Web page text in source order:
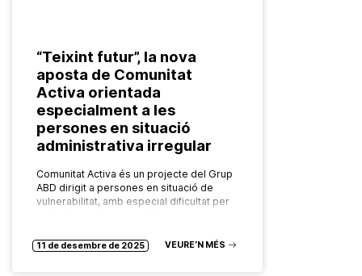
“Teixint futur”, la nova
aposta de Comunitat
Activa orientada
especialment a les
persones en situació
administrativa irregular
Comunitat Activa és un projecte del Grup
ABD dirigit a persones en situació de
vulnerabilitat, amb especial dificultat per
11 de desembre de 2025 VEURE’N MÉS